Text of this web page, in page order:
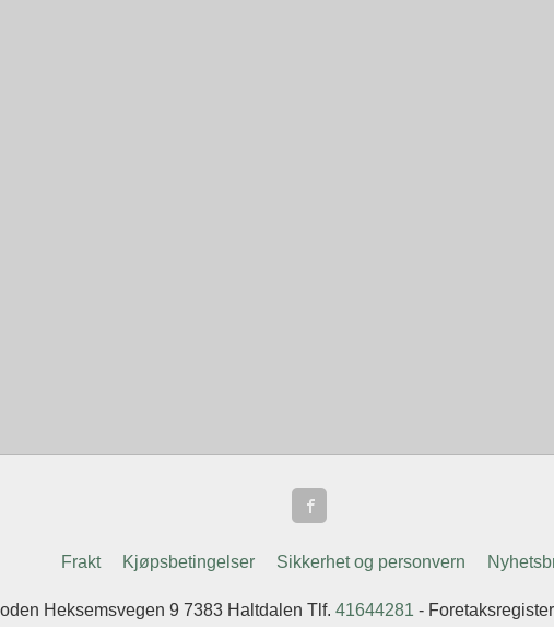
Frakt Kjøpsbetingelser Sikkerhet og personvern
Heksemsvegen 9 7383 Haltdalen Tlf. 41644281 -